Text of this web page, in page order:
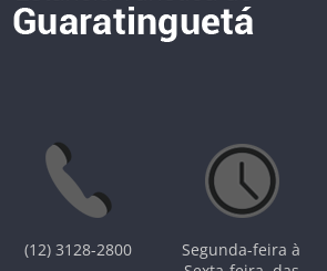
(12) 3128-2800
Segunda-feira à